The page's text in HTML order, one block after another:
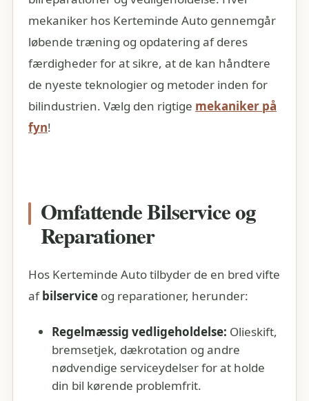
mekaniker hos Kerteminde Auto gennemgår
løbende træning og opdatering af deres
færdigheder for at sikre, at de kan håndtere
de nyeste teknologier og metoder inden for
bilindustrien. Vælg den rigtige mekaniker på
fyn!
Omfattende Bilservice og
Reparationer
Hos Kerteminde Auto tilbyder de en bred vifte
afbilserviceog reparationer, herunder:
Regelmæssig vedligeholdelse: Olieskift,
bremsetjek, dækrotation og andre
nødvendige serviceydelser for at holde
din bil kørende problemfrit.